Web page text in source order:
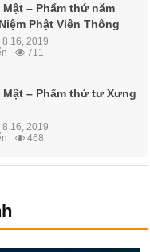
– Phẩm thứ năm
Phật Viên Thông
8 16, 2019
711
Mật – Phẩm thứ tư Xưng
8 16, 2019
468